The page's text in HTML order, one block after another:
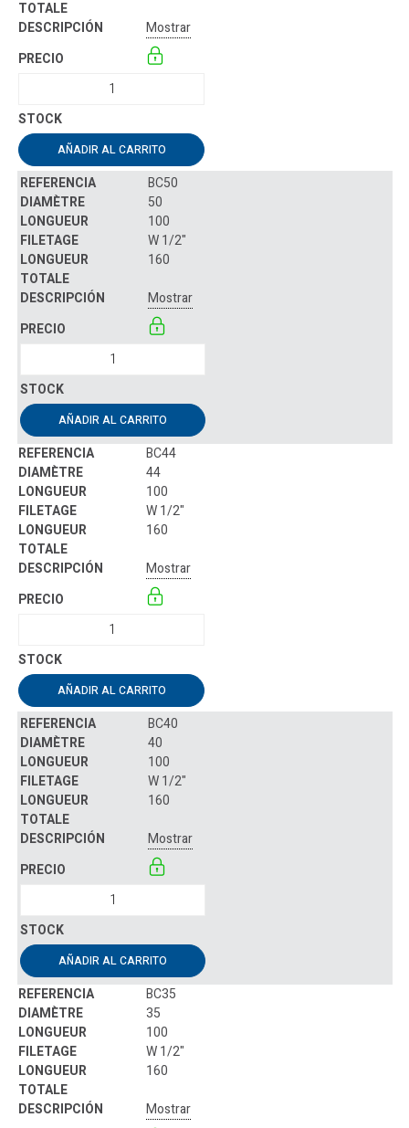
Mostrar
AÑADIR AL CARRITO
BC50
50
100
W 1/2"
160
Mostrar
AÑADIR AL CARRITO
BC44
44
100
W 1/2"
160
Mostrar
AÑADIR AL CARRITO
BC40
40
100
W 1/2"
160
Mostrar
AÑADIR AL CARRITO
BC35
35
100
W 1/2"
160
Mostrar